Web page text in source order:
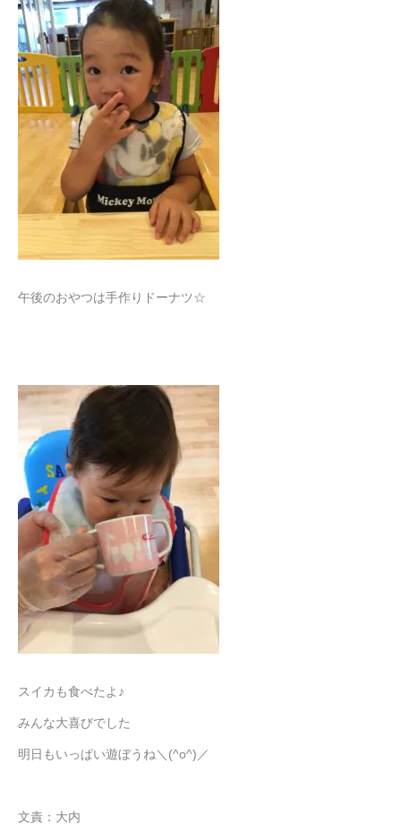
午後のおやつは手作りドーナツ☆
スイカも食べたよ♪
みんな大喜びでした
明日もいっぱい遊ぼうね＼(^o^)／
文責：大内